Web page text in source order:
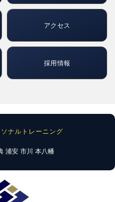
アクセス
採用情報
ナルトレーニング
浦安 市川 本八幡